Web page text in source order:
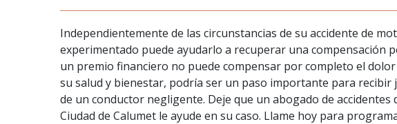
Independientemente de las circunstancias de su accidente de
experimentado puede ayudarlo a recuperar una compensación
un premio financiero no puede compensar por completo el
su salud y bienestar, podría ser un paso importante para recibir
de un conductor negligente. Deje que un abogado de accidentes
Ciudad de Calumet le ayude en su caso. Llame hoy para